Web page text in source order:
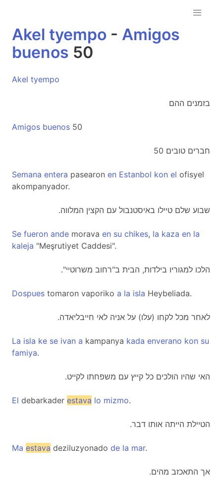
Akel tyempo - Amigos
buenos 50
Akel tyempo
בזמנים ההם
Amigos buenos 50
חברים טובים 50
Semana entera pasearon en Estanbol kon el ofisyel
akompanyador.
.שבוע שלם טיילו באיסטנבול עם הקצין המלווה
Se fueron ande morava en su chikes, la kaza en la
kaleja "Meşrutiyet Caddesi".
."הלכו למגוריו בילדות, הבית ב"רחוב משרוטיי
Dospues tomaron vaporiko a la isla Heybeliada.
.לאחר מכל לקחו (עלו) על אניה לאי חייבליאדה
La isla ke se ivan a kampanya kada enverano kon su
famiya.
.האי שהיו הולכים כל קייץ עם משפחתו לקייט
El debarkader estava lo mizmo.
.הטיילת הייתה אותו דבר
Ma estava deziluzyonado de la mar.
.אך התאכזב מהים